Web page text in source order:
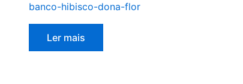
banco-hibisco-dona-flor
Ler mais